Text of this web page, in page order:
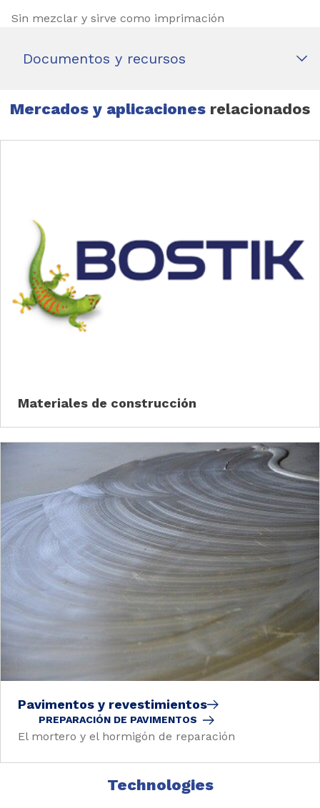
Sin mezclar y sirve como imprimación
Documentos y recursos
Mercados y aplicaciones relacionados
Materiales de construcción
Pavimentos y revestimientos
PREPARACIÓN DE PAVIMENTOS
El mortero y el hormigón de reparación
Technologies